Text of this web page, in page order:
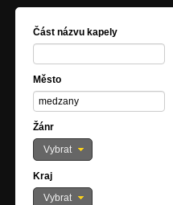
Část názvu kapely
Město
Žánr
Vybrat
Kraj
Vybrat